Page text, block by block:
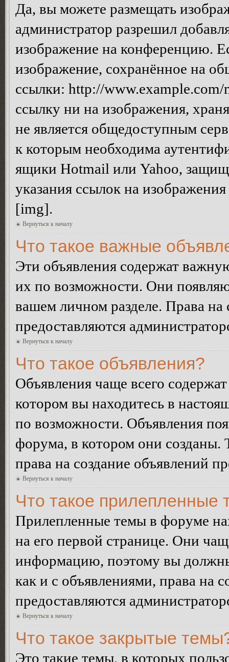
Да, вы можете размещать
администратор разрешил
изображение на конференцию.
изображение, сохранённое на
ссылки: http://
ссылку ни на изображения,
не является общедоступным
к которым необходима
ящики Hotmail или Yahoo,
указания ссылок на
[img].
Вернуться к началу
Что такое важные
Эти объявления содержат
их по возможности. Они
вашем личном разделе. Права
предоставляются
Вернуться к началу
Что такое объявления?
Объявления чаще всего
котором вы находитесь в
по возможности. Объявления
форума, в котором они
права на создание объявлений
Вернуться к началу
Что такое прилепленные
Прилепленные темы в форуме
на его первой странице. Они
информацию, поэтому вы
как и с объявлениями, права на
предоставляются
Вернуться к началу
Что такое закрытые
Это такие темы, в которых